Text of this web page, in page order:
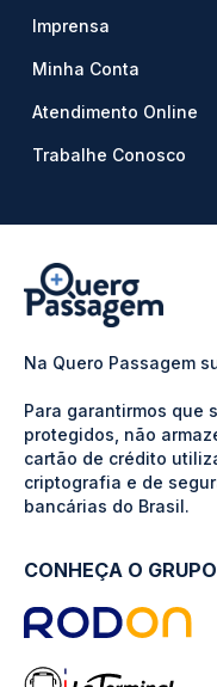
Imprensa
Minha Conta
Atendimento Online
Trabalhe Conosco
Na Quero Passagem
Para garantirmos que
protegidos, não
cartão de crédito
criptografia e de
bancárias do Brasil.
CONHEÇA O